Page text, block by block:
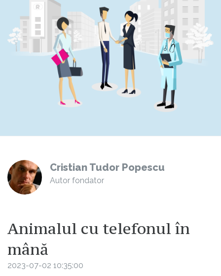
Cristian Tudor Popescu
Autor fondator
Animalul cu telefonul în
mână
2023-07-02 10:35:00